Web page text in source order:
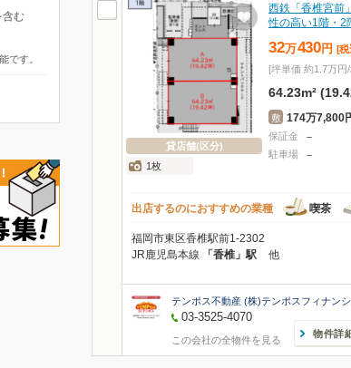
含む
です。
貸店舗(区分)
1枚
西鉄「香椎宮前
性の高い1階・
32万430 円 [税
[坪単価 約1.7万円
64.23m²
敷 174万7,800
保証金 －
駐車場 －
出店するのにおすすめの業種 喫茶
福岡市東区香椎駅前1-2302
JR鹿児島本線 「香椎」駅 他
テンポス不動産 (株)テンポスフィナン
03-3525-4070
この会社の全物件を見る
物件詳